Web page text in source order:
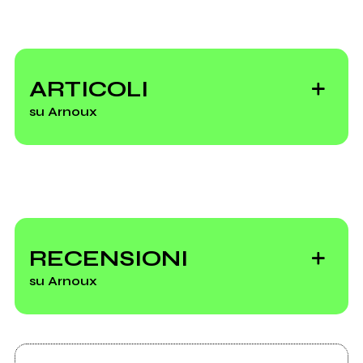
2012 2011
ARTICOLI
su Arnoux
Knifeville pubblica
Arnoux
RECENSIONI
su Arnoux